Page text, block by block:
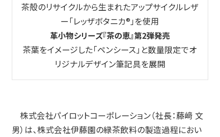
宝飾
産業資材
企業情報
茶殻のリサイクルから生まれたアップサイクルレザ
ー「レッザボタニカ®」を使用
革小物シリーズ『茶の恵』第2弾発売
茶葉をイメージした「ペンシース」と数量限定でオ
リジナルデザイン筆記具を展開
株式会社パイロットコーポレーション（社長：藤﨑 文
男）は、株式会社伊藤園の緑茶飲料の製造過程におい